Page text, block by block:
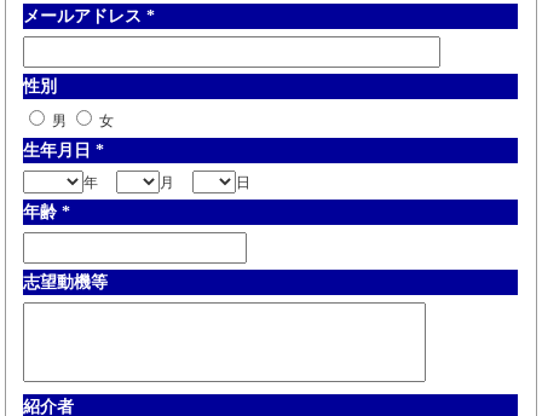
メールアドレス *
性別
男 女
生年月日 *
年 月 日
年齢 *
志望動機等
紹介者